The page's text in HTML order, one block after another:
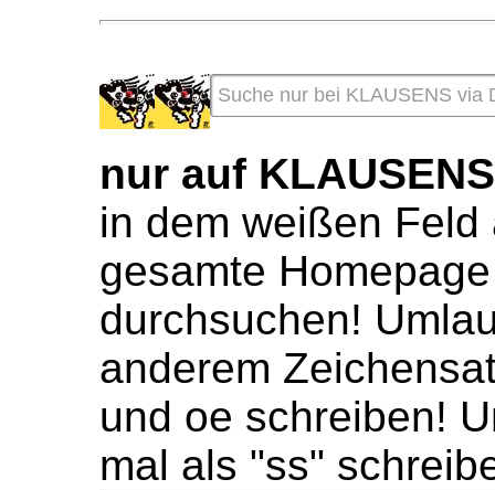
nur auf
in dem weißen
gesamte
durchsuchen!
anderem
und oe schreiben!
mal als "ss"